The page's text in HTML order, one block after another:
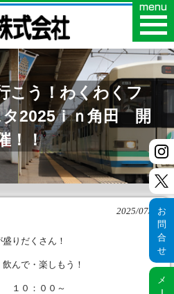
お
問
合
せ
メ
こう！わくわくフ
2025ｉｎ角田 開
！！
2025/07/18
りだくさん！
んで・楽しもう！
１０：００～